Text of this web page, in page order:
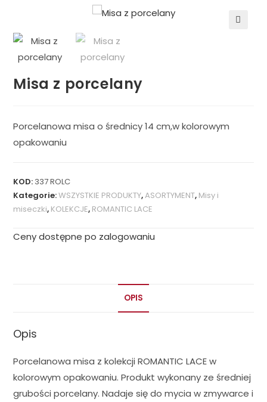
Misa z porcelany
Porcelanowa misa o średnicy 14 cm,w kolorowym
opakowaniu
KOD: 337 ROLC
Kategorie:WSZYSTKIE PRODUKTY,ASORTYMENT, Misy i
miseczki, KOLEKCJE, ROMANTIC LACE
Ceny dostępne po zalogowaniu
OPIS
Opis
Porcelanowa misa z kolekcji ROMANTIC LACE w
kolorowym opakowaniu. Produkt wykonany ze średniej
grubości porcelany. Nadaje się do mycia w zmywarce i